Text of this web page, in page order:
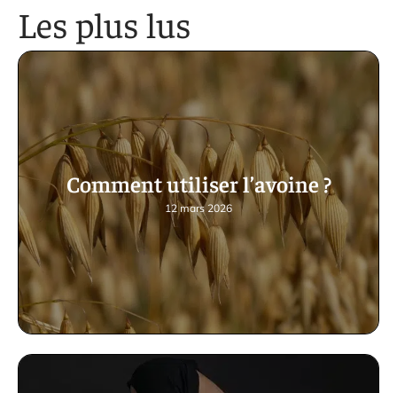
Les plus lus
Comment utiliser l’avoine ?
12 mars 2026